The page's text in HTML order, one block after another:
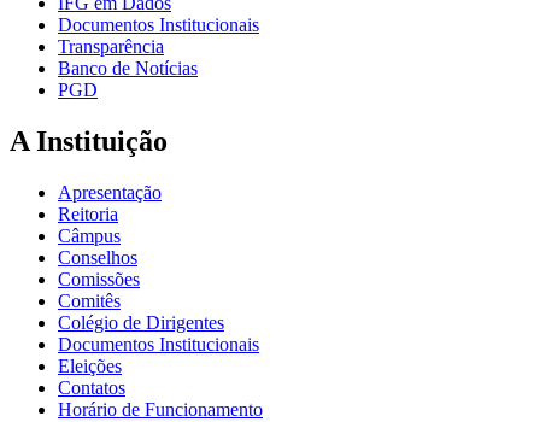
Documentos Institucionais
Transparência
Banco de Notícias
PGD
A Instituição
Apresentação
Reitoria
Câmpus
Conselhos
Comissões
Comitês
Colégio de Dirigentes
Documentos Institucionais
Eleições
Contatos
Horário de Funcionamento